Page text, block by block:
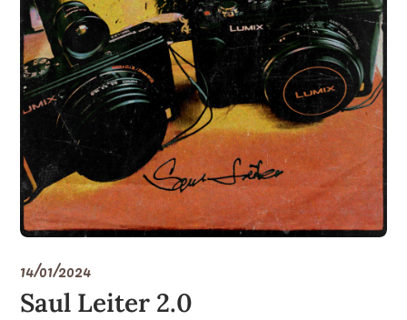
14/01/2024
Saul Leiter 2.0